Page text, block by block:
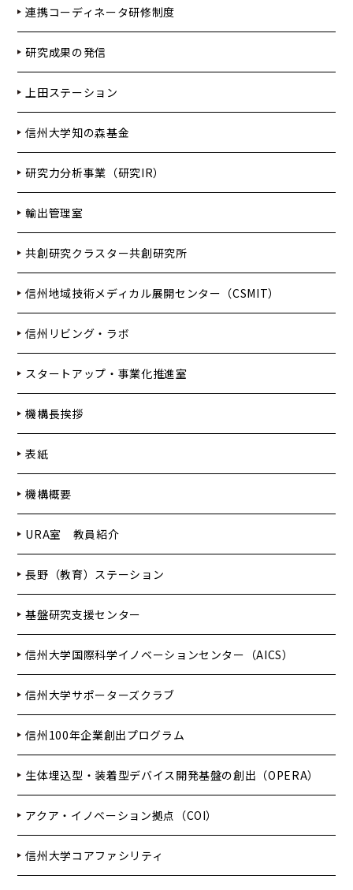
連携コーディネータ研修制度
研究成果の発信
上田ステーション
信州大学知の森基金
研究力分析事業（研究IR）
輸出管理室
共創研究クラスター共創研究所
信州地域技術メディカル展開センター（CSMIT）
信州リビング・ラボ
スタートアップ・事業化推進室
機構長挨拶
表紙
機構概要
URA室 教員紹介
長野（教育）ステーション
基盤研究支援センター
信州大学国際科学イノベーションセンター（AICS）
信州大学サポーターズクラブ
信州100年企業創出プログラム
生体埋込型・装着型デバイス開発基盤の創出（OPERA）
アクア・イノベーション拠点（COI）
信州大学コアファシリティ